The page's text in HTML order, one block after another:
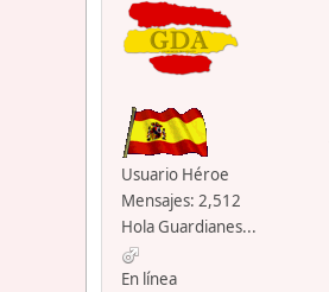
Usuario Héroe
Mensajes: 2,512
Hola Guardianes...
En línea